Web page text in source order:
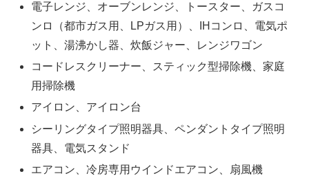
電子レンジ、オーブンレンジ、トースター、ガスコ
ンロ（都市ガス用、LPガス用）、IHコンロ、電気ポ
ット、湯沸かし器、炊飯ジャー、レンジワゴン
コードレスクリーナー、スティック型掃除機、家庭
用掃除機
アイロン、アイロン台
シーリングタイプ照明器具、ペンダントタイプ照明
器具、電気スタンド
エアコン、冷房専用ウインドエアコン、扇風機